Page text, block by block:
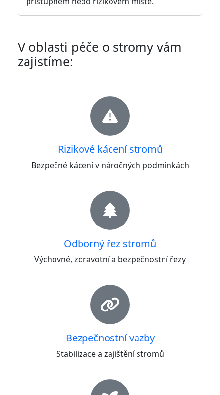
V oblasti péče o stromy vám
zajistíme:
Rizikové kácení stromů
Bezpečné kácení v náročných podmínkách
Odborný řez stromů
Výchovné, zdravotní a bezpečnostní řezy
Bezpečnostní vazby
Stabilizace a zajištění stromů